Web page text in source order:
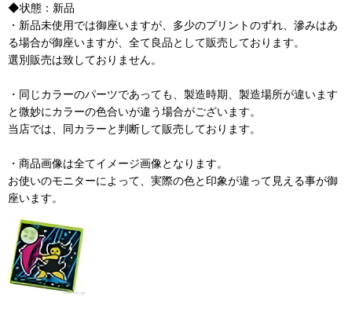
◆状態：新品
・新品未使用では御座いますが、多少のプリントのずれ、滲みはあ
る場合が御座いますが、全て良品として販売しております。
選別販売は致しておりません。
・同じカラーのパーツであっても、製造時期、製造場所が違います
と微妙にカラーの色合いが違う場合がございます。
当店では、同カラーと判断して販売しております。
・商品画像は全てイメージ画像となります。
お使いのモニターによって、実際の色と印象が違って見える事が御
座います。